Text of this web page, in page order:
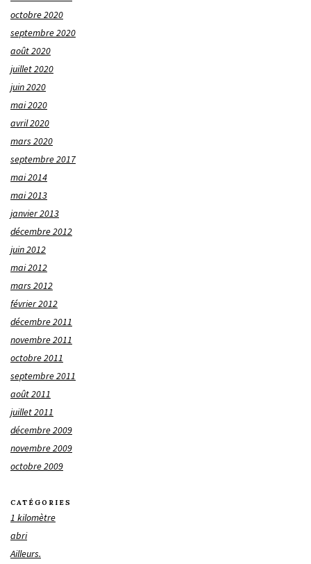
octobre 2020
septembre 2020
août 2020
juillet 2020
juin 2020
mai 2020
avril 2020
mars 2020
septembre 2017
mai 2014
mai 2013
janvier 2013
décembre 2012
juin 2012
mai 2012
mars 2012
février 2012
décembre 2011
novembre 2011
octobre 2011
septembre 2011
août 2011
juillet 2011
décembre 2009
novembre 2009
octobre 2009
CATÉGORIES
1 kilomètre
abri
Ailleurs.